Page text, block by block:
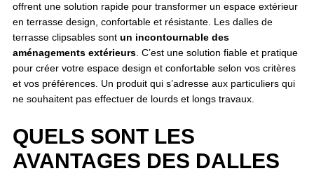
offrent une solution rapide pour transformer un espace extérieur
en terrasse design, confortable et résistante. Les dalles de
terrasse clipsables sont un incontournable des
aménagements extérieurs. C’est une solution fiable et pratique
pour créer votre espace design et confortable selon vos critères
et vos préférences. Un produit qui s’adresse aux particuliers qui
ne souhaitent pas effectuer de lourds et longs travaux.
QUELS SONT LES
AVANTAGES DES DALLES